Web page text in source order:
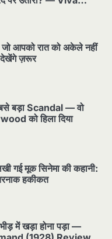
है जिसने आज़ाद कोरिया
आपको रात को अकेले नहीं
ज़रूर
बड़ा Scandal — वो
को हिला दिया
गई मूक सिनेमा की कहानी:
हकीकत